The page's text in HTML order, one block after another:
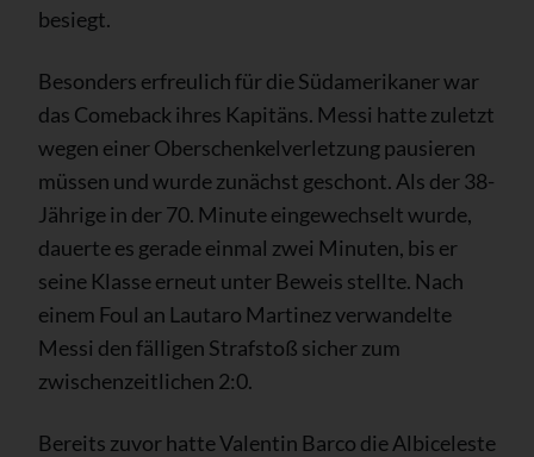
besiegt.
Besonders erfreulich für die Südamerikaner war
das Comeback ihres Kapitäns. Messi hatte zuletzt
wegen einer Oberschenkelverletzung pausieren
müssen und wurde zunächst geschont. Als der 38-
Jährige in der 70. Minute eingewechselt wurde,
dauerte es gerade einmal zwei Minuten, bis er
seine Klasse erneut unter Beweis stellte. Nach
einem Foul an Lautaro Martinez verwandelte
Messi den fälligen Strafstoß sicher zum
zwischenzeitlichen 2:0.
Bereits zuvor hatte Valentin Barco die Albiceleste